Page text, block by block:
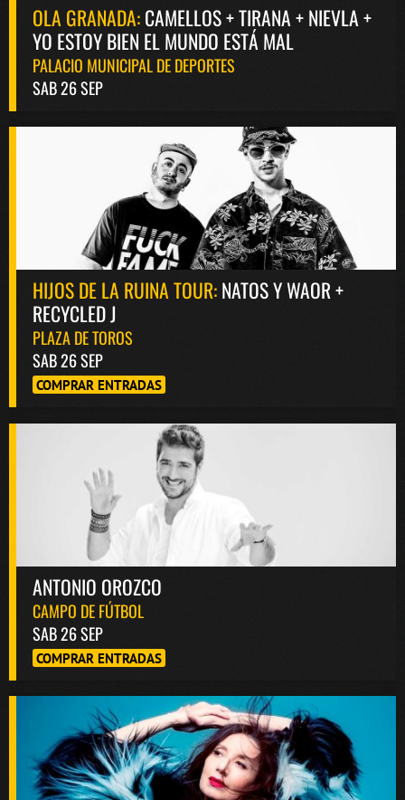
OLA GRANADA:CAMELLOS + TIRANA + NIEVLA +
YO ESTOY BIEN EL MUNDO ESTÁ MAL
PALACIO MUNICIPAL DE DEPORTES
SAB 26 SEP
HIJOS DE LA RUINA TOUR:NATOS Y WAOR +
RECYCLED J
PLAZA DE TOROS
SAB 26 SEP
COMPRAR ENTRADAS
ANTONIO OROZCO
CAMPO DE FÚTBOL
SAB 26 SEP
COMPRAR ENTRADAS